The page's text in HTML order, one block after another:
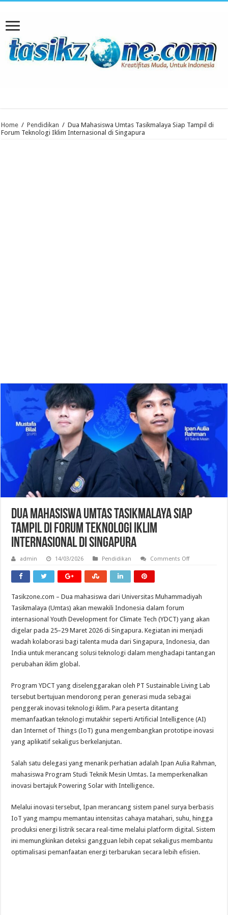
Home / Pendidikan / Dua Mahasiswa Umtas Tasikmalaya Siap Tampil di
Forum Teknologi Iklim Internasional di Singapura
Dua Mahasiswa Umtas Tasikmalaya Siap
Tampil di Forum Teknologi Iklim
Internasional di Singapura
admin 14/03/2026 Pendidikan Comments Offon
Tampil
Teknologi
Iklim
Internasional
di
Singapura
Tasikzone.com – Dua mahasiswa dari Universitas Muhammadiyah
Tasikmalaya (Umtas) akan mewakili Indonesia dalam forum
internasional Youth Development for Climate Tech (YDCT) yang akan
digelar pada 25–29 Maret 2026 di Singapura. Kegiatan ini menjadi
wadah kolaborasi bagi talenta muda dari Singapura, Indonesia, dan
India untuk merancang solusi teknologi dalam menghadapi tantangan
perubahan iklim global.
Program YDCT yang diselenggarakan oleh PT Sustainable Living Lab
tersebut bertujuan mendorong peran generasi muda sebagai
penggerak inovasi teknologi iklim. Para peserta ditantang
memanfaatkan teknologi mutakhir seperti Artificial Intelligence (AI)
dan Internet of Things (IoT) guna mengembangkan prototipe inovasi
yang aplikatif sekaligus berkelanjutan.
Salah satu delegasi yang menarik perhatian adalah Ipan Aulia Rahman,
mahasiswa Program Studi Teknik Mesin Umtas. Ia memperkenalkan
inovasi bertajuk Powering Solar with Intelligence.
Melalui inovasi tersebut, Ipan merancang sistem panel surya berbasis
IoT yang mampu memantau intensitas cahaya matahari, suhu, hingga
produksi energi listrik secara real-time melalui platform digital. Sistem
ini memungkinkan deteksi gangguan lebih cepat sekaligus membantu
optimalisasi pemanfaatan energi terbarukan secara lebih efisien.